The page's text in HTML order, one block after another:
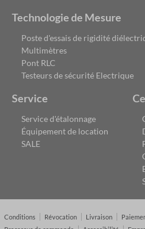
Technologie de Mesure
Poste d'essais de rigidité
Multimètres
Pont RLC
Testeurs de sécurité Electrique
Service
Service d'étalonnage
Équipement de location
SALE
Conditions Révocation Livraison